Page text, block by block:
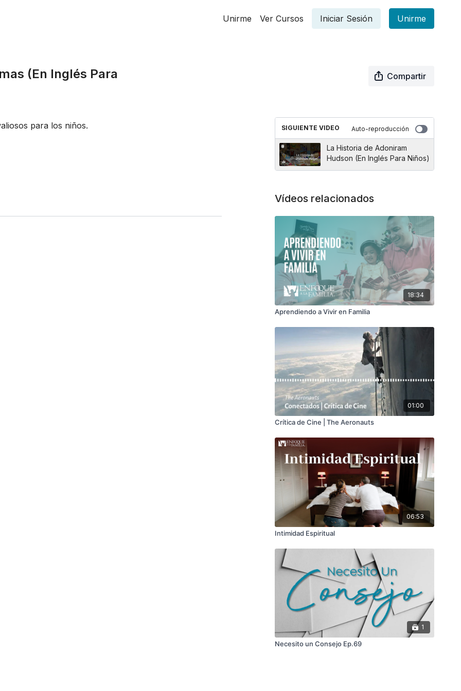
Unirme Ver Cursos Iniciar Sesión Unirme
(En Inglés Para
Compartir
para los niños. SIGUIENTE VIDEO Auto-reproducción
La Historia de Adoniram
Hudson (En Inglés Para Niños)
Vídeos relacionados
18:34
Aprendiendo a Vivir en Familia
01:00
Crítica de Cine | The Aeronauts
06:53
Intimidad Espiritual
1
Necesito un Consejo Ep.69